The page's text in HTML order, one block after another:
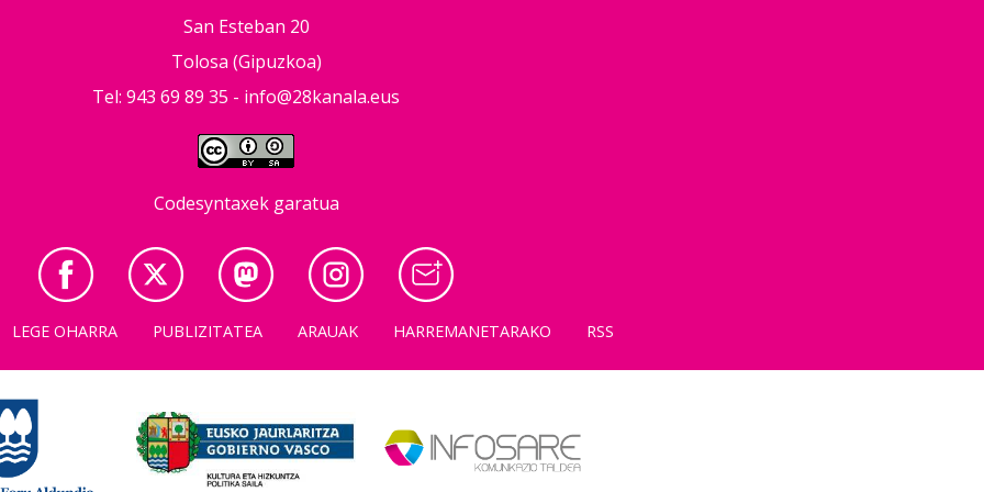
San Esteban 20
Tolosa (Gipuzkoa)
Tel: 943 69 89 35 - info@28kanala.eus
Codesyntaxek garatua
LEGE OHARRA PUBLIZITATEA ARAUAK HARREMANETARAKO RSS